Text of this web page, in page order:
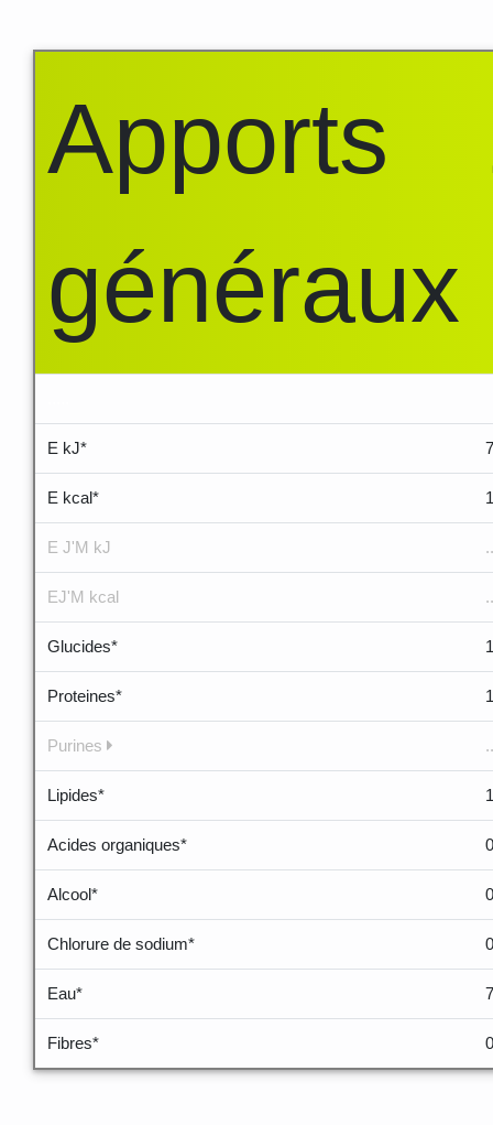
Apports
généraux
E kJ*
E kcal*
E J'M kJ
EJ'M kcal
Glucides*
Proteines*
Purines
Lipides*
Acides organiques*
Alcool*
Chlorure de sodium*
Eau*
Fibres*